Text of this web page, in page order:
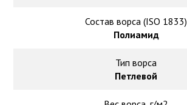
Состав ворса (ISO 1833)
Полиамид
Тип ворса
Петлевой